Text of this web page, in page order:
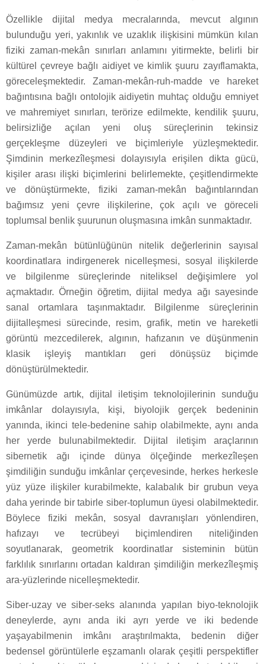
Özellikle dijital medya mecralarında, mevcut algının
bulunduğu yeri, yakınlık ve uzaklık ilişkisini mümkün kılan
fiziki zaman-mekân sınırları anlamını yitirmekte, belirli bir
kültürel çevreye bağlı aidiyet ve kimlik şuuru zayıflamakta,
göreceleşmektedir. Zaman-mekân-ruh-madde ve hareket
bağıntısına bağlı ontolojik aidiyetin muhtaç olduğu emniyet
ve mahremiyet sınırları, terörize edilmekte, kendilik şuuru,
belirsizliğe açılan yeni oluş süreçlerinin tekinsiz
gerçekleşme düzeyleri ve biçimleriyle yüzleşmektedir.
Şimdinin merkezîleşmesi dolayısıyla erişilen dikta gücü,
kişiler arası ilişki biçimlerini belirlemekte, çeşitlendirmekte
ve dönüştürmekte, fiziki zaman-mekân bağıntılarından
bağımsız yeni çevre ilişkilerine, çok açılı ve göreceli
toplumsal benlik şuurunun oluşmasına imkân sunmaktadır.
Zaman-mekân bütünlüğünün nitelik değerlerinin sayısal
koordinatlara indirgenerek nicelleşmesi, sosyal ilişkilerde
ve bilgilenme süreçlerinde niteliksel değişimlere yol
açmaktadır. Örneğin öğretim, dijital medya ağı sayesinde
sanal ortamlara taşınmaktadır. Bilgilenme süreçlerinin
dijitalleşmesi sürecinde, resim, grafik, metin ve hareketli
görüntü mezcedilerek, algının, hafızanın ve düşünmenin
klasik işleyiş mantıkları geri dönüşsüz biçimde
dönüştürülmektedir.
Günümüzde artık, dijital iletişim teknolojilerinin sunduğu
imkânlar dolayısıyla, kişi, biyolojik gerçek bedeninin
yanında, ikinci tele-bedenine sahip olabilmekte, aynı anda
her yerde bulunabilmektedir. Dijital iletişim araçlarının
sibernetik ağı içinde dünya ölçeğinde merkezîleşen
şimdiliğin sunduğu imkânlar çerçevesinde, herkes herkesle
yüz yüze ilişkiler kurabilmekte, kalabalık bir grubun veya
daha yerinde bir tabirle siber-toplumun üyesi olabilmektedir.
Böylece fiziki mekân, sosyal davranışları yönlendiren,
hafızayı ve tecrübeyi biçimlendiren niteliğinden
soyutlanarak, geometrik koordinatlar sisteminin bütün
farklılık sınırlarını ortadan kaldıran şimdiliğin merkezîleşmiş
ara-yüzlerinde nicelleşmektedir.
Siber-uzay ve siber-seks alanında yapılan biyo-teknolojik
deneylerde, aynı anda iki ayrı yerde ve iki bedende
yaşayabilmenin imkânı araştırılmakta, bedenin diğer
bedensel görüntülerle eşzamanlı olarak çeşitli perspektifler